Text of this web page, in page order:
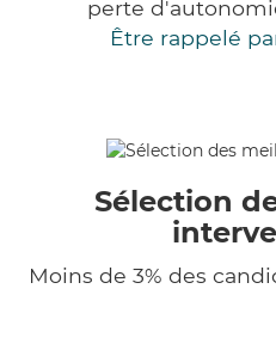
perte
Être rappelé
Sélection
Moins de 3% des